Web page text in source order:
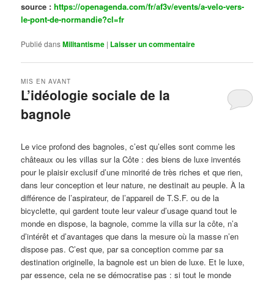
source :https://openagenda.com/fr/af3v/events/a-velo-vers-
le-pont-de-normandie?cl=fr
Publié dansMilitantisme | Laisser un commentaire
L’idéologie sociale de la
bagnole
MIS EN AVANT
Le vice profond des bagnoles, c’est qu’elles sont comme les
châteaux ou les villas sur la Côte : des biens de luxe inventés
pour le plaisir exclusif d’une minorité de très riches et que rien,
dans leur conception et leur nature, ne destinait au peuple. À la
différence de l’aspirateur, de l’appareil de T.S.F. ou de la
bicyclette, qui gardent toute leur valeur d’usage quand tout le
monde en dispose, la bagnole, comme la villa sur la côte, n’a
d’intérêt et d’avantages que dans la mesure où la masse n’en
dispose pas. C’est que, par sa conception comme par sa
destination originelle, la bagnole est un bien de luxe. Et le luxe,
par essence, cela ne se démocratise pas : si tout le monde